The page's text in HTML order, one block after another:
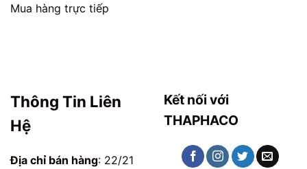
Mua hàng trực tiếp
Thông Tin Liên
Hệ
Địa chỉ bán hàng: 22/21
Kết nối với
THAPHACO